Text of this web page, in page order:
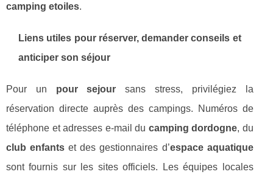
camping etoiles.
Liens utiles pour réserver, demander conseils et
anticiper son séjour
Pour un pour sejour sans stress, privilégiez la
réservation directe auprès des campings. Numéros de
téléphone et adresses e-mail du camping dordogne, du
club enfants et des gestionnaires d’espace aquatique
sont fournis sur les sites officiels. Les équipes locales